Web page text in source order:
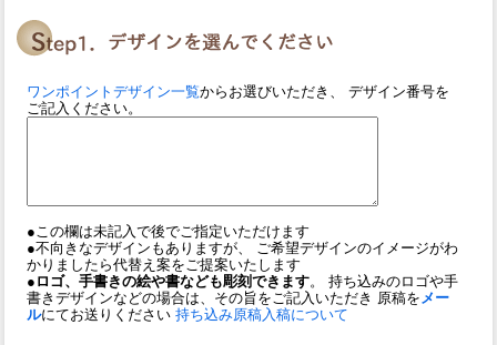
ワンポイントデザイン一覧からお選びいただき、 デザイン番号を
ご記入ください。
●この欄は未記入で後でご指定いただけます
●不向きなデザインもありますが、 ご希望デザインのイメージがわ
かりましたら代替え案をご提案いたします
●ロゴ、手書きの絵や書なども彫刻できます。 持ち込みのロゴや手
書きデザインなどの場合は、その旨をご記入いただき 原稿をメー
ルにてお送りください 持ち込み原稿入稿について